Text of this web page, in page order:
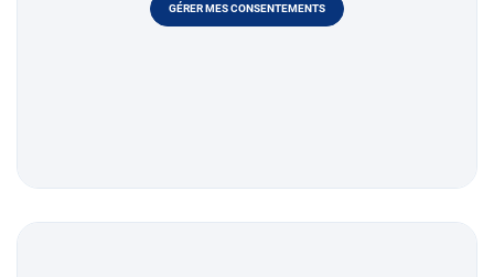
GÉRER MES CONSENTEMENTS